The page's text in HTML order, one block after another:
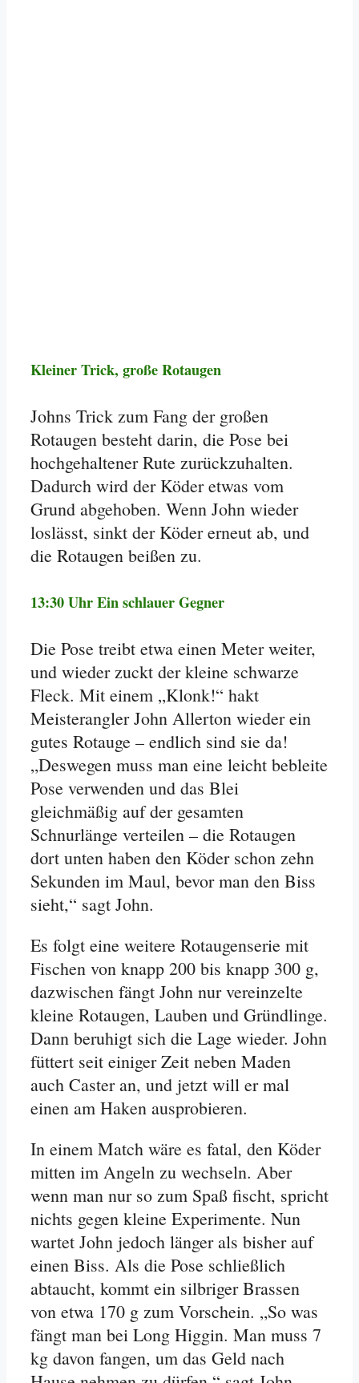
Kleiner Trick, große Rotaugen
Johns Trick zum Fang der großen
Rotaugen besteht darin, die Pose bei
hochgehaltener Rute zurückzuhalten.
Dadurch wird der Köder etwas vom
Grund abgehoben. Wenn John wieder
loslässt, sinkt der Köder erneut ab, und
die Rotaugen beißen zu.
13:30 Uhr Ein schlauer Gegner
Die Pose treibt etwa einen Meter weiter,
und wieder zuckt der kleine schwarze
Fleck. Mit einem „Klonk!“ hakt
Meisterangler John Allerton wieder ein
gutes Rotauge – endlich sind sie da!
„Deswegen muss man eine leicht bebleite
Pose verwenden und das Blei
gleichmäßig auf der gesamten
Schnurlänge verteilen – die Rotaugen
dort unten haben den Köder schon zehn
Sekunden im Maul, bevor man den Biss
sieht,“ sagt John.
Es folgt eine weitere Rotaugenserie mit
Fischen von knapp 200 bis knapp 300 g,
dazwischen fängt John nur vereinzelte
kleine Rotaugen, Lauben und Gründlinge.
Dann beruhigt sich die Lage wieder. John
füttert seit einiger Zeit neben Maden
auch Caster an, und jetzt will er mal
einen am Haken ausprobieren.
In einem Match wäre es fatal, den Köder
mitten im Angeln zu wechseln. Aber
wenn man nur so zum Spaß fischt, spricht
nichts gegen kleine Experimente. Nun
wartet John jedoch länger als bisher auf
einen Biss. Als die Pose schließlich
abtaucht, kommt ein silbriger Brassen
von etwa 170 g zum Vorschein. „So was
fängt man bei Long Higgin. Man muss 7
kg davon fangen, um das Geld nach